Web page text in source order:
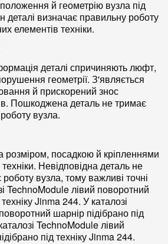
й геометрію вузла під
визначає правильну роботу
елементів техніки.
деталі спричиняють люфт,
геометрії. З'являється
й прискорений знос
Пошкоджена деталь не тримає
вузла.
розміром, посадкою й кріпленнями
Невідповідна деталь не
роботу вузла, тому важливі точні
TechnoModule лівий поворотний
Jinma 244. У каталозі
шарнір підібрано під
TechnoModule лівий
під техніку Jinma 244.